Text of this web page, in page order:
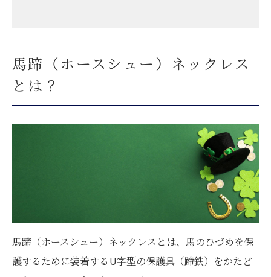
馬蹄（ホースシュー）ネックレス
とは？
馬蹄（ホースシュー）ネックレスとは、馬のひづめを保
護するために装着するU字型の保護具（蹄鉄）をかたど